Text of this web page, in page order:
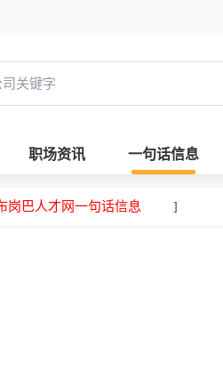
职场资讯 一句话信息
岗巴人才网一句话信息 ]